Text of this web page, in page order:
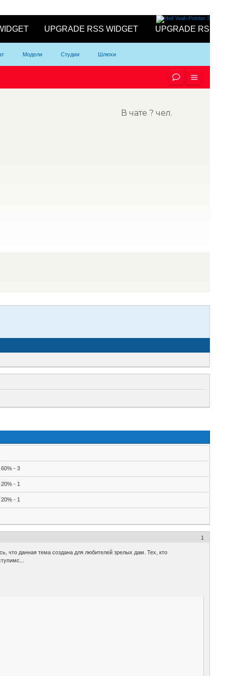
Модели Студии Шлюхи
60% - 3
20% - 1
20% - 1
1
что данная тема создана для любителей зрелых дам. Тех, кто